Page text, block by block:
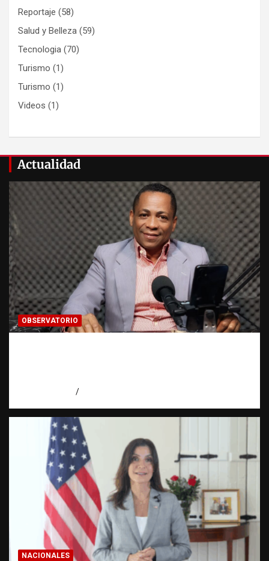
Reportaje (58)
Salud y Belleza (59)
Tecnologia (70)
Turismo (1)
Turismo (1)
Videos (1)
Actualidad
OBSERVATORIO
NACIONALES